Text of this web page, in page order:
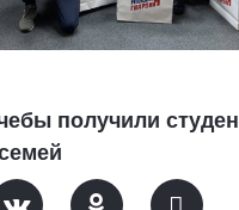
получили